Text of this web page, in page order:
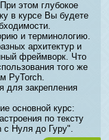
этом глубокое
в курсе Вы будете
и терминологию.
архитектур и
фреймворк. Что
того же
PyTorch.
для закрепления
основной курс:
по тексту
с Нуля до Гуру".